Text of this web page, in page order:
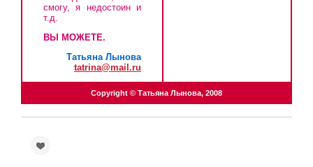
смогу, я недостоин и
т.д.
ВЫ МОЖЕТЕ.
Татьяна Лынова
tatrina@mail.ru
Copyright © Татьяна Лынова, 2008